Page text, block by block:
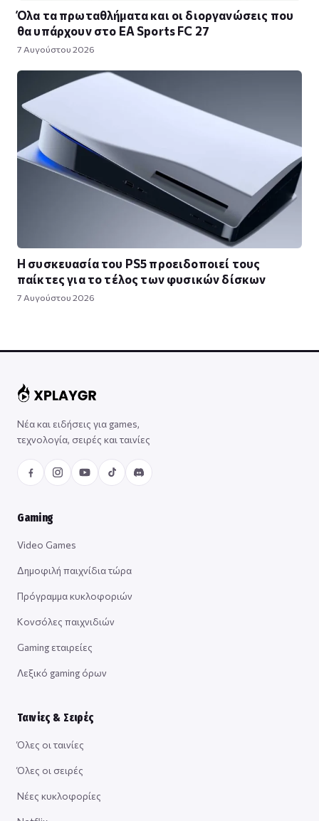
Όλα τα πρωταθλήματα και οι διοργανώσεις που
θα υπάρχουν στο EA Sports FC 27
7 Αυγούστου 2026
Η συσκευασία του PS5 προειδοποιεί τους
παίκτες για το τέλος των φυσικών δίσκων
7 Αυγούστου 2026
Νέα και ειδήσεις για games,
τεχνολογία, σειρές και ταινίες
Gaming
Video Games
Δημοφιλή παιχνίδια τώρα
Πρόγραμμα κυκλοφοριών
Κονσόλες παιχνιδιών
Gaming εταιρείες
Λεξικό gaming όρων
Ταινίες & Σειρές
Όλες οι ταινίες
Όλες οι σειρές
Νέες κυκλοφορίες